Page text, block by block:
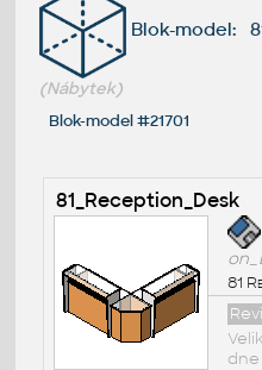
Blok-model:
(Nábytek)
Blok-model #21701
81_Reception_Desk
81
dne